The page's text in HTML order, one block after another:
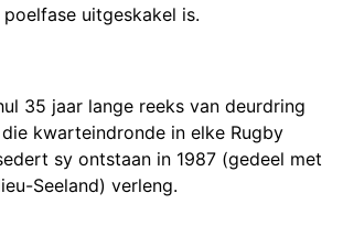
uitgeskakel is.
35 jaar lange reeks van deurdring
kwarteindronde in elke Rugby
sy ontstaan in 1987 (gedeel met
Seeland) verleng.